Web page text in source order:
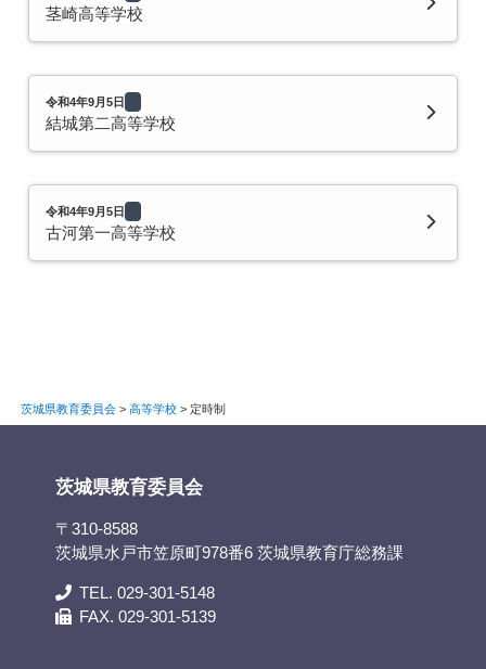
茎崎高等学校
令和4年9月5日
結城第二高等学校
令和4年9月5日
古河第一高等学校
茨城県教育委員会> 高等学校> 定時制
茨城県教育委員会
〒310-8588
茨城県水戸市笠原町978番6 茨城県教育庁総務課
TEL. 029-301-5148
FAX. 029-301-5139